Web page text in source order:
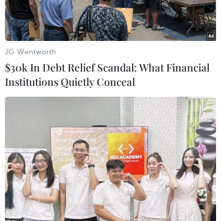
tục.
Cung nghinh Thượng tọa Thích Minh Hiền và Chư Tôn Đức tăng
ni ra lễ đài khai mạc khai hội chùa Hương. (Ảnh: Minh
Đức/TTXVN)
Thông tin từ Bộ Văn hóa, Thể thao và Du lịch
JG Wentworth
$30k In Debt Relief Scandal: What Financial
Institutions Quietly Conceal